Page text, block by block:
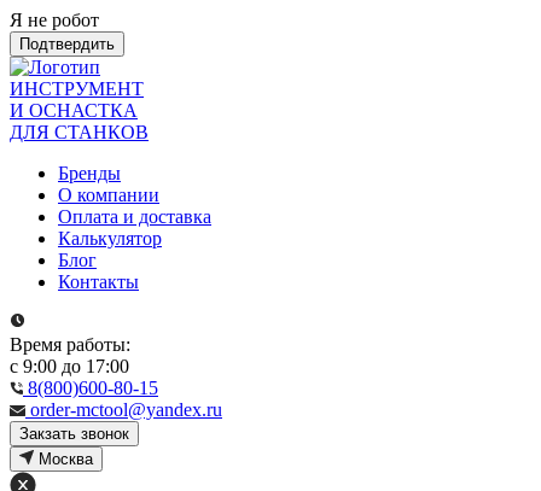
Я не робот
Подтвердить
ИНСТРУМЕНТ
И ОСНАСТКА
ДЛЯ СТАНКОВ
Бренды
О компании
Оплата и доставка
Калькулятор
Блог
Контакты
Время работы:
с 9:00 до 17:00
8(800)600-80-15
order-mctool@yandex.ru
Закзать звонок
Москва